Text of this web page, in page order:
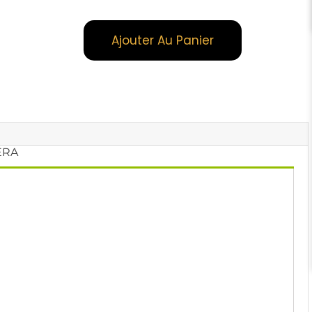
Ajouter Au Panier